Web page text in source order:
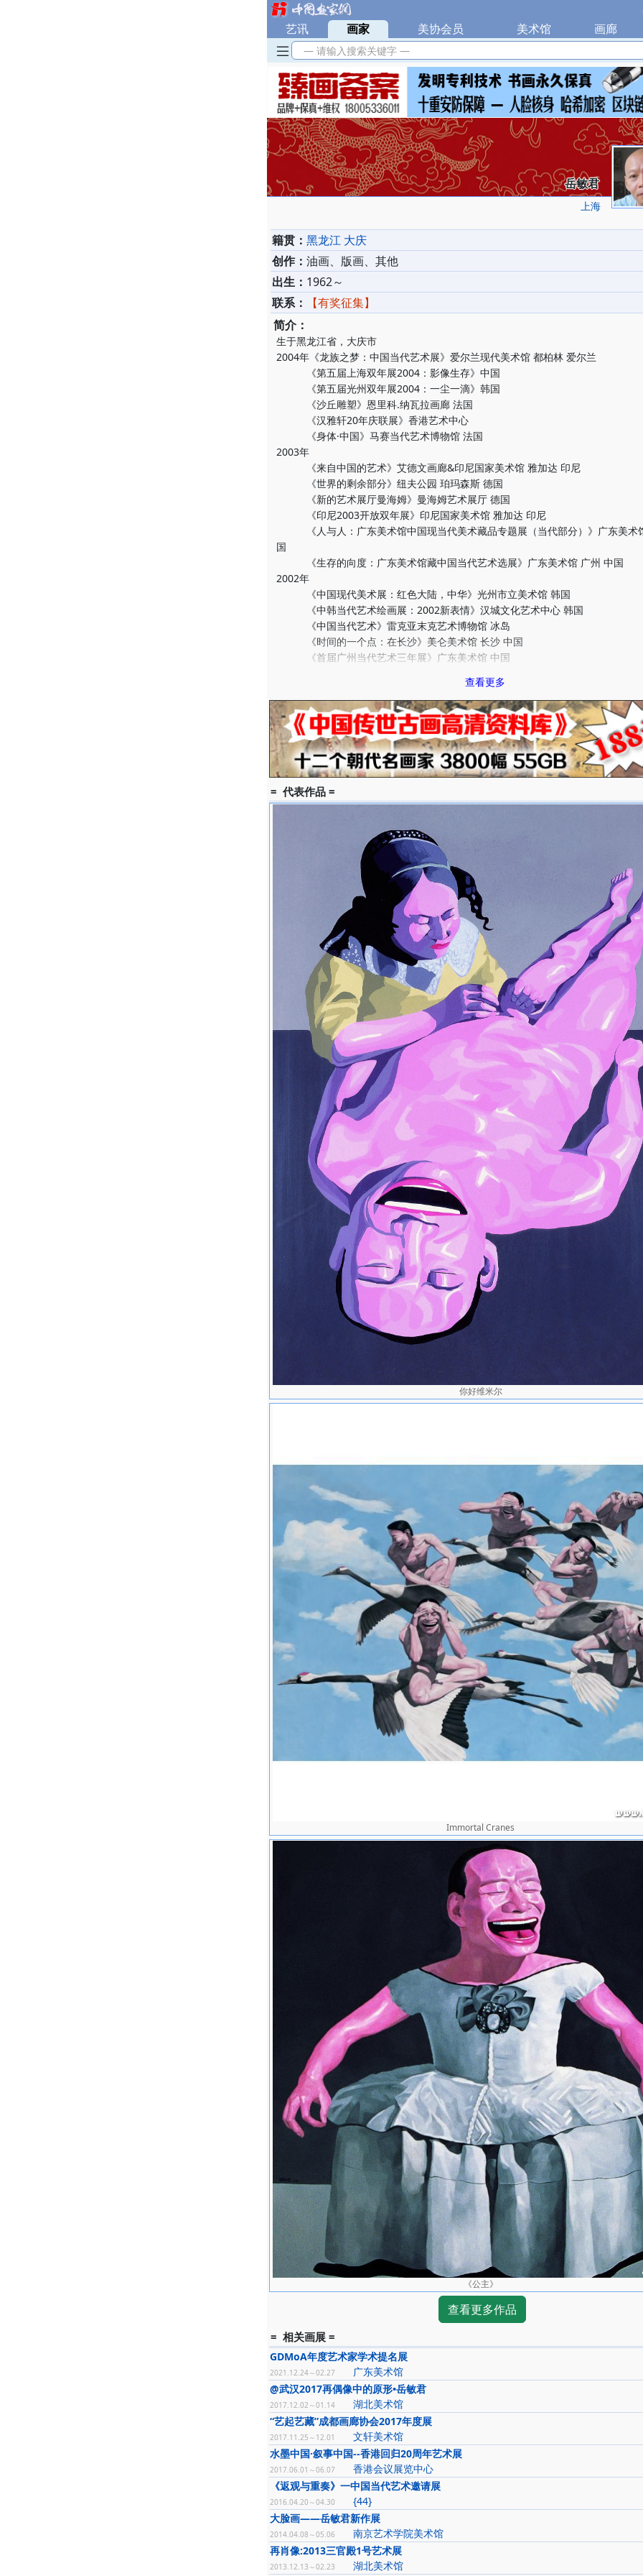
艺讯 | 画家 美协会员 美术馆 画廊
— 请输入搜索关键字 —
岳敏君
上海
籍贯： 黑龙江 大庆
创作： 油画、版画、其他
出生： 1962～
联系：
【有奖征集】
简介：
生于黑龙江省，大庆市
2004年《龙族之梦：中国当代艺术展》爱尔兰现代美术馆 都柏林 爱尔兰
《第五届上海双年展2004：影像生存》中国
《第五届光州双年展2004：一尘一滴》韩国
《沙丘雕塑》恩里科.纳瓦拉画廊 法国
《汉雅轩20年庆联展》香港艺术中心
《身体·中国》马赛当代艺术博物馆 法国
2003年
《来自中国的艺术》艾德文画廊&印尼国家美术馆 雅加达 印尼
《世界的剩余部分》纽夫公园 珀玛森斯 德国
《新的艺术展厅曼海姆》曼海姆艺术展厅 德国
《印尼2003开放双年展》印尼国家美术馆 雅加达 印尼
《人与人：广东美术馆中国现当代美术藏品专题展（当代部分）》广东美术
国
《生存的向度：广东美术馆藏中国当代艺术选展》广东美术馆 广州 中国
2002年
《中国现代美术展：红色大陆，中华》光州市立美术馆 韩国
《中韩当代艺术绘画展：2002新表情》汉城文化艺术中心 韩国
《中国当代艺术》雷克亚末克艺术博物馆 冰岛
《时间的一个点：在长沙》美仑美术馆 长沙 中国
《首届广州当代艺术三年展》广东美术馆 中国
《金色的收获-中国当代艺术展》克罗地亚国家美术馆 克罗地亚
2001年
《装饰与抽象》贝耶勒基金会博物馆 瑞士
《煲-中国现代艺术大展》奥斯陆艺术家中心 挪威
《新形象-中国当代绘画艺术二十年》中国美术馆 上海美术馆 广东省美术馆
馆 中国
《宋庄：巡回艺术展》布莱梅市本泰门市立美术馆&路德维思港城市画廊 德
2000年
《当代中国肖像》法朗索瓦.密特朗文化中心 法国
《我们的朋友》包豪斯大学美术馆 魏玛 德国
《开放的边界》48届威尼斯双年展 威尼斯 意大利
《透明不透明？----十四位中国当代艺术家欧洲巡回展》法国 意大利
《99开启通道：东宇美术馆首届收藏展》东宇美术馆 沈阳 中国
《新千年的新现代主义：当代亚洲艺术洛根收藏展》利恩画廊 圣弗朗西斯科
《光辉之旅：中国当代艺术》伦敦 英国
《上河美术馆收藏展》何香凝美术馆 深圳 中国
《是我！-九十年代艺术发展的一个侧面》紫禁城&太庙 北京 中国
《“预言北京”：中国当代艺术报道》北京 中国
1997年
《“引号”：中国当代油画展》新加坡美术馆 新加坡
《中国现在！》东京 日本；巴塞尔 瑞士
《中国！》波恩艺术博物馆 德国；奥地利
《Swatch多国籍文化预展》参与瑞士Swatch艺术家系列的设计
《中国视觉：中国当代油画展》 大西洋城市俱乐部 曼谷 泰国
《中国当代油画展：从现实主义到后现代主义》特奥莱梅美术馆 布鲁塞尔
1994年
《竹帘后的脸-岳敏君 杨少斌画展》少励画廊 香港
《圆明园画家作品展》圆明园 北京 中国
《新时期现代绘画展》北京友谊宾馆 北京 中国
1987年
《S造型艺术展》河北省展览馆 石家庄 中国
2004年 《岳敏君：雕塑及油画作品展》少励画廊 香港
2003年 《岳敏君作品展》麦勒画廊 瑞士
《岳敏君：北京之反讽》Pruss & Ochs画廊 柏林 德国
2002年 《沐浴在傻笑中》斯民艺苑 新加坡
《岳敏君作品展-处理》世方艺术中心 中国
2000年《红色的海洋-岳敏君作品展》伦敦中国当代艺术画廊 英国
查看更多
= 代表作品 =
你好维米尔
Immortal Cranes
《公主》
查看更多作品
= 相关画展 =
GDMoA年度艺术家学术提名展
2021.12.24～02.27
广东美术馆
@武汉2017再偶像中的原形•岳敏君
2017.12.02～01.14
湖北美术馆
“艺起艺藏”成都画廊协会2017年度展
2017.11.25～12.01
文轩美术馆
水墨中国·叙事中国--香港回归20周年艺术展
2017.06.01～06.07
香港会议展览中心
《返观与重奏》一中国当代艺术邀请展
2016.04.20～04.30
{44}
大脸画——岳敏君新作展
2014.04.08～05.06
南京艺术学院美术馆
再肖像:2013三官殿1号艺术展
2013.12.13～02.23 湖北美术馆